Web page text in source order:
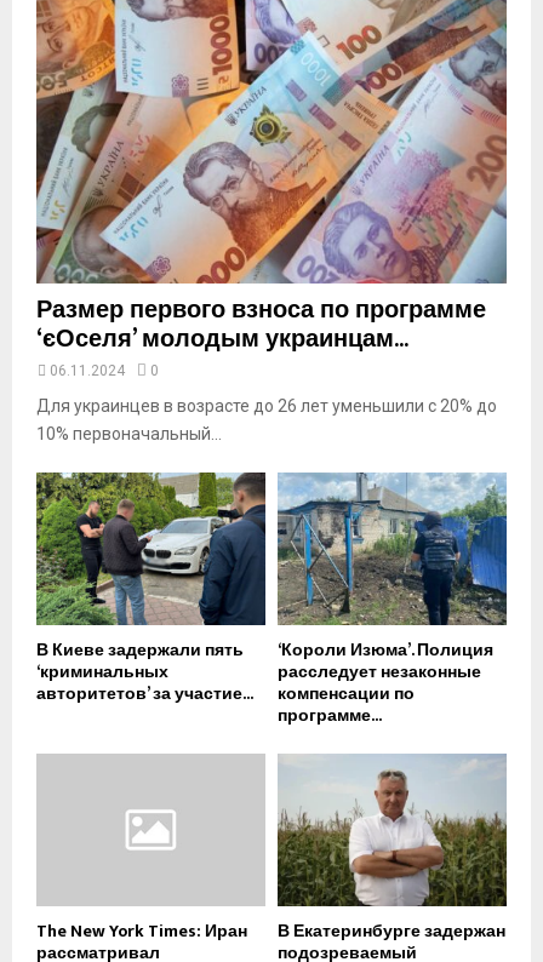
a
y
u
e
Размер первого взноса по программе
‘єОселя’ молодым украинцам...
06.11.2024 0
Для украинцев в возрасте до 26 лет уменьшили с 20% до
10% первоначальный...
В Киеве задержали пять
‘криминальных
авторитетов’ за участие...
‘Короли Изюма’. Полиция
расследует незаконные
компенсации по
программе...
The New York Times: Иран
рассматривал
В Екатеринбурге задержан
подозреваемый